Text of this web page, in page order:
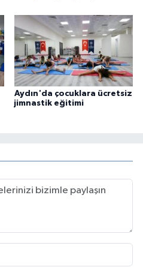
Aydın'da çocuklara ücretsiz
jimnastik eğitimi